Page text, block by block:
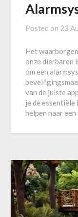
Posted on 23
Het
onze dierbaren
om een
van de juiste
je de
helpen naar